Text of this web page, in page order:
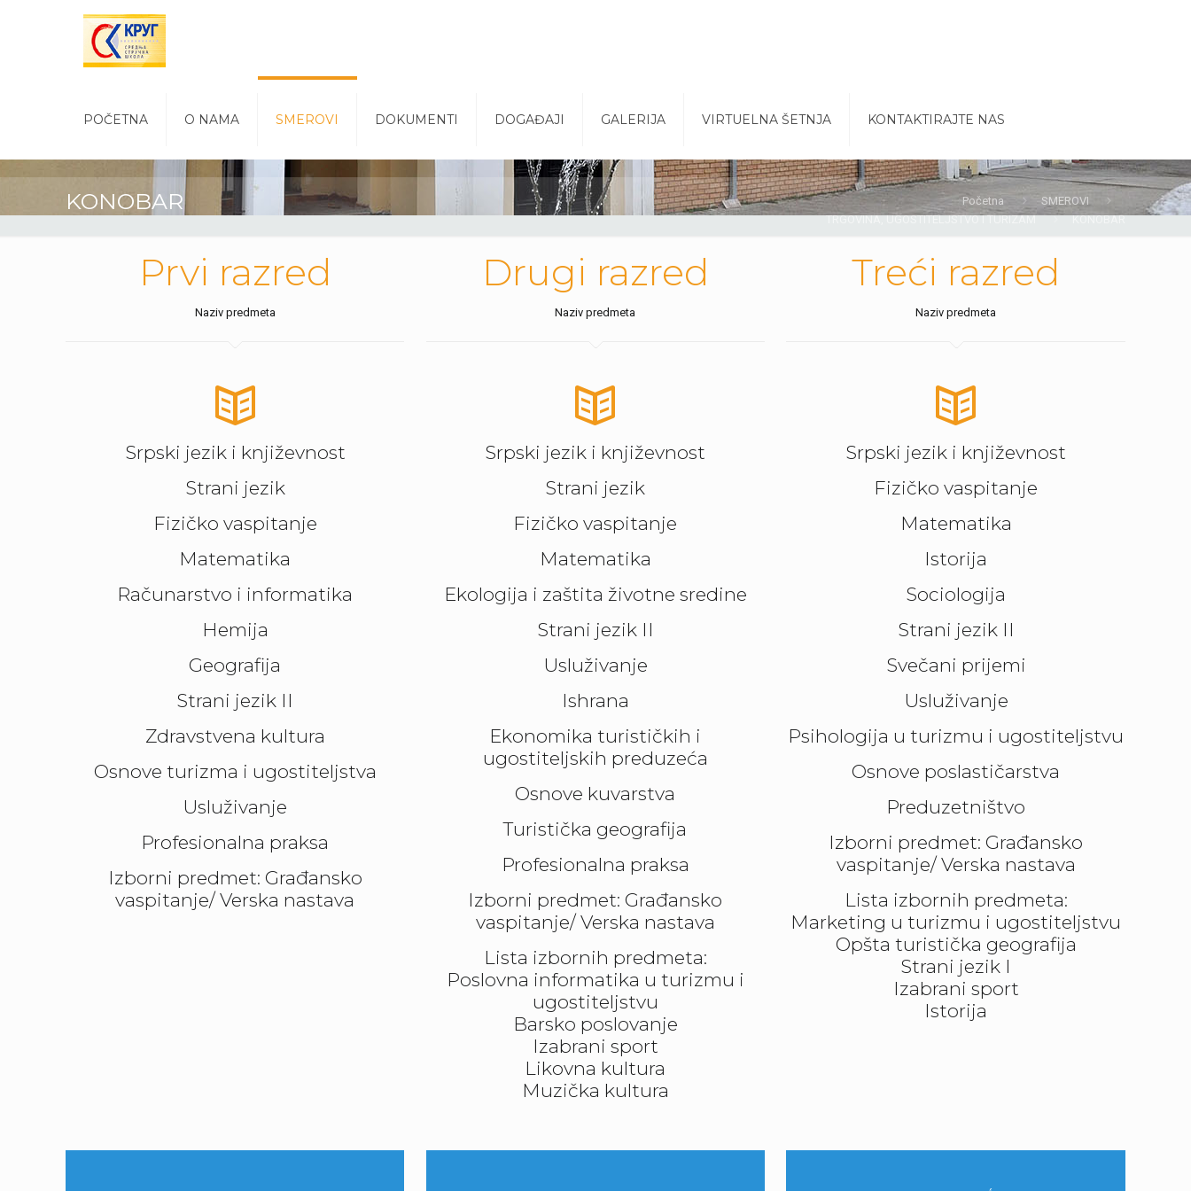
POČETNA O NAMA SMEROVI DOKUMENTI DOGAĐAJI GALERIJA VIRTUELNA ŠETNJA KONTAKTIRAJTE NAS
KONOBAR Početna
SMEROVI
TRGOVINA, UGOSTITELJSTVO I TURIZAM
KONOBAR
Prvi razred
Naziv predmeta
Drugi razred
Naziv predmeta
Treći razred
Naziv predmeta
Srpski jezik i književnost
Strani jezik
Fizičko vaspitanje
Matematika
Računarstvo i informatika
Hemija
Geografija
Strani jezik II
Zdravstvena kultura
Osnove turizma i ugostiteljstva
Usluživanje
Profesionalna praksa
Izborni predmet: Građansko
vaspitanje/ Verska nastava
Srpski jezik i književnost
Strani jezik
Fizičko vaspitanje
Matematika
Ekologija i zaštita životne sredine
Strani jezik II
Usluživanje
Ishrana
Ekonomika turističkih i
ugostiteljskih preduzeća
Osnove kuvarstva
Turistička geografija
Profesionalna praksa
Izborni predmet: Građansko
vaspitanje/ Verska nastava
Lista izbornih predmeta:
Poslovna informatika u turizmu i
ugostiteljstvu
Barsko poslovanje
Izabrani sport
Likovna kultura
Muzička kultura
Srpski jezik i književnost
Fizičko vaspitanje
Matematika
Istorija
Sociologija
Strani jezik II
Svečani prijemi
Usluživanje
Psihologija u turizmu i ugostiteljstvu
Osnove poslastičarstva
Preduzetništvo
Izborni predmet: Građansko
vaspitanje/ Verska nastava
Lista izbornih predmeta:
Marketing u turizmu i ugostiteljstvu
Opšta turistička geografija
Strani jezik I
Izabrani sport
Istorija